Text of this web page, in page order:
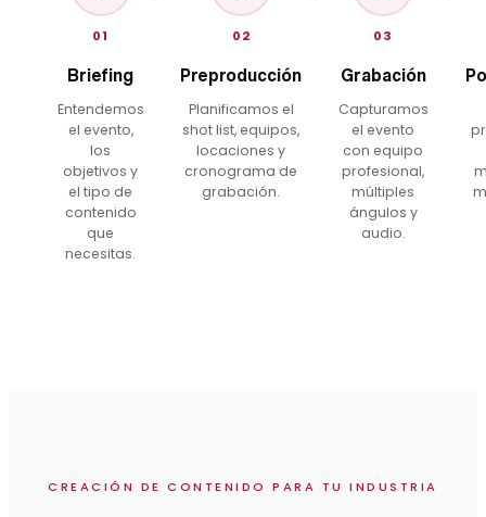
01
Briefing
Entendemos
el evento,
los
objetivos y
el tipo de
contenido
que
necesitas.
02
Preproducción
Planificamos el
shot list, equipos,
locaciones y
cronograma de
grabación.
03
Grabación
Capturamos
el evento
con equipo
profesional,
múltiples
ángulos y
audio.
CREACIÓN DE CONTENIDO PARA TU INDUSTRIA